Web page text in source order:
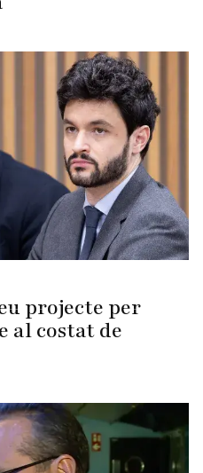
projecte per
al costat de